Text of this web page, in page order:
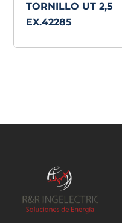
TORNILLO UT 2,5
EX.42285